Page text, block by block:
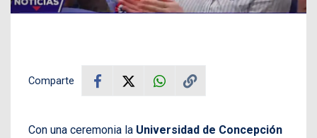
Comparte
Con una ceremonia la Universidad de Concepción